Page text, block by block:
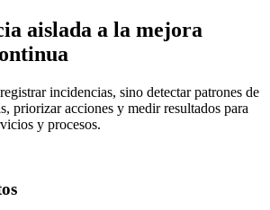
aislada a la mejora
incidencias, sino detectar patrones de
priorizar acciones y medir resultados para
y procesos.